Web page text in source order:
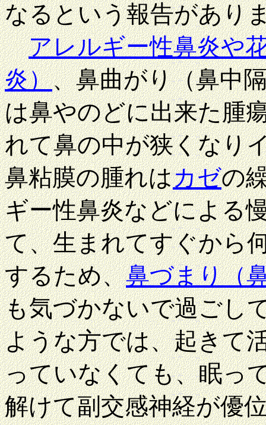
なるという報告があり
アレルギー性鼻炎や
炎）、鼻曲がり（鼻中
は鼻やのどに出来た腫
れて鼻の中が狭くなり
鼻粘膜の腫れはカゼの
ギー性鼻炎などによる
て、生まれてすぐから
するため、鼻づまり（
も気づかないで過ごし
ような方では、起きて
っていなくても、眠っ
解けて副交感神経が優